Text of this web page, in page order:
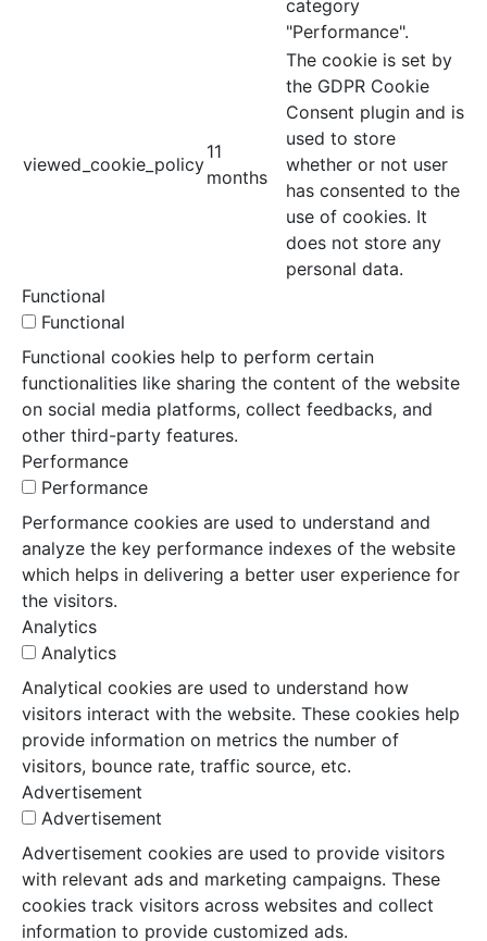
category
"Performance".
viewed_cookie_policy
11
months
The cookie is set by
the GDPR Cookie
Consent plugin and is
used to store
whether or not user
has consented to the
use of cookies. It
does not store any
personal data.
Functional
Functional
Functional cookies help to perform certain
functionalities like sharing the content of the website
on social media platforms, collect feedbacks, and
other third-party features.
Performance
Performance
Performance cookies are used to understand and
analyze the key performance indexes of the website
which helps in delivering a better user experience for
the visitors.
Analytics
Analytics
Analytical cookies are used to understand how
visitors interact with the website. These cookies help
provide information on metrics the number of
visitors, bounce rate, traffic source, etc.
Advertisement
Advertisement
Advertisement cookies are used to provide visitors
with relevant ads and marketing campaigns. These
cookies track visitors across websites and collect
information to provide customized ads.